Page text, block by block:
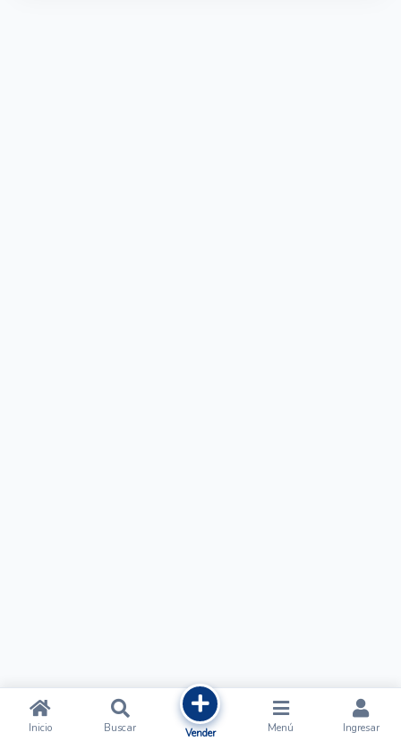
Inicio Buscar Vender Menú Ingresar